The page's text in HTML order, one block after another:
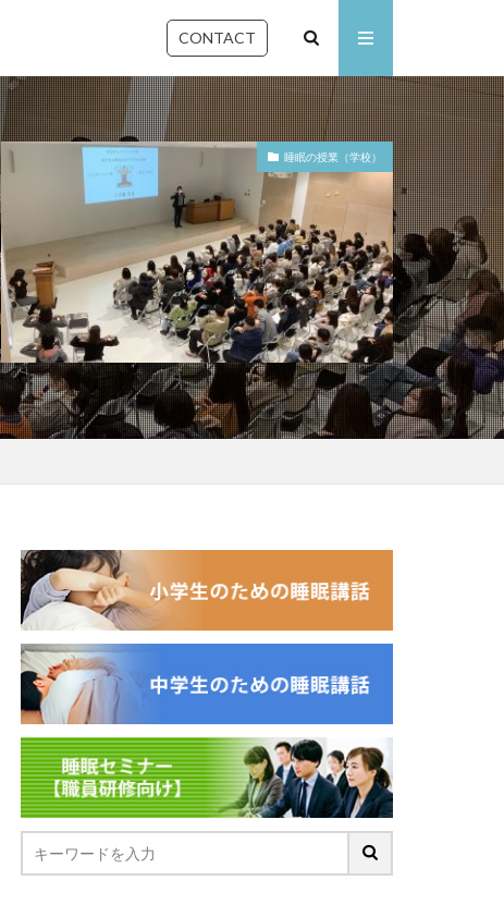
CONTACT
睡眠の授業（学校）
佐賀県